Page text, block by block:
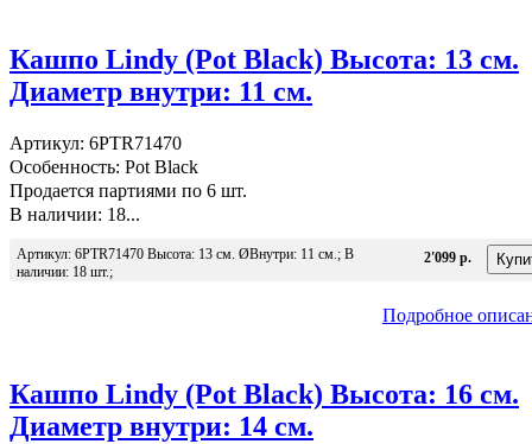
Кашпо Lindy (Pot Black) Высота: 13 см.
Диаметр внутри: 11 см.
Артикул: 6PTR71470
Особенность: Pot Black
Продается партиями по 6 шт.
В наличии: 18...
Артикул: 6PTR71470 Высота: 13 см. ØВнутри: 11 см.; В
наличии: 18 шт.;
2'099 р.
Подробное
Кашпо Lindy (Pot Black) Высота: 16 см.
Диаметр внутри: 14 см.